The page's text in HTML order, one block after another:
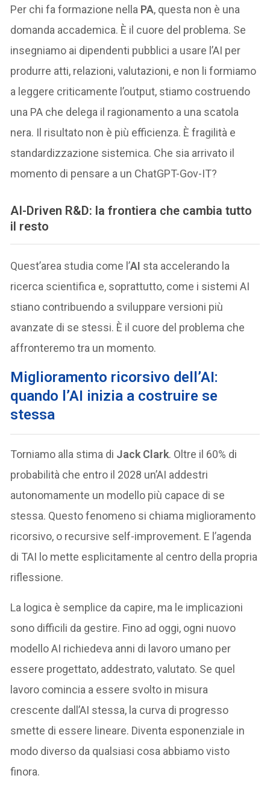
Per chi fa formazione nella PA, questa non è una
domanda accademica. È il cuore del problema. Se
insegniamo ai dipendenti pubblici a usare l’AI per
produrre atti, relazioni, valutazioni, e non li formiamo
a leggere criticamente l’output, stiamo costruendo
una PA che delega il ragionamento a una scatola
nera. Il risultato non è più efficienza. È fragilità e
standardizzazione sistemica. Che sia arrivato il
momento di pensare a un ChatGPT-Gov-IT?
AI-Driven R&D: la frontiera che cambia tutto
il resto
Quest’area studia come l’AI sta accelerando la
ricerca scientifica e, soprattutto, come i sistemi AI
stiano contribuendo a sviluppare versioni più
avanzate di se stessi. È il cuore del problema che
affronteremo tra un momento.
Miglioramento ricorsivo dell’AI:
quando l’AI inizia a costruire se
stessa
Torniamo alla stima di Jack Clark. Oltre il 60% di
probabilità che entro il 2028 un’AI addestri
autonomamente un modello più capace di se
stessa. Questo fenomeno si chiama miglioramento
ricorsivo, o recursive self-improvement. E l’agenda
di TAI lo mette esplicitamente al centro della propria
riflessione.
La logica è semplice da capire, ma le implicazioni
sono difficili da gestire. Fino ad oggi, ogni nuovo
modello AI richiedeva anni di lavoro umano per
essere progettato, addestrato, valutato. Se quel
lavoro comincia a essere svolto in misura
crescente dall’AI stessa, la curva di progresso
smette di essere lineare. Diventa esponenziale in
modo diverso da qualsiasi cosa abbiamo visto
finora.